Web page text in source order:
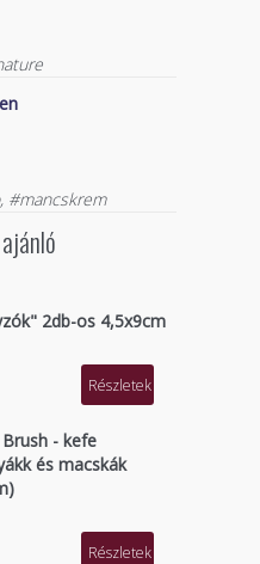
#mancskrem
2db-os 4,5x9cm
Részletek
- kefe
és macskák
Részletek